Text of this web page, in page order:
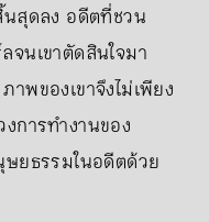
สุดลง อดีตที่ชวน
นเขาตัดสินใจมา
พของเขาจึงไม่เพียง
การทำงานของ
ยธรรมในอดีตด้วย